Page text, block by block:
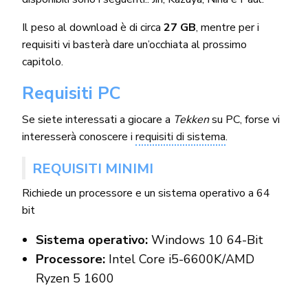
Il peso al download è di circa27 GB, mentre per i
requisiti vi basterà dare un’occhiata al prossimo
capitolo.
Requisiti PC
Se siete interessati a giocare a Tekkensu PC, forse vi
interesserà conoscere irequisiti di sistema.
REQUISITI MINIMI
Richiede un processore e un sistema operativo a 64
bit
Sistema operativo:Windows 10 64-Bit
Processore:Intel Core i5-6600K/AMD
Ryzen 5 1600